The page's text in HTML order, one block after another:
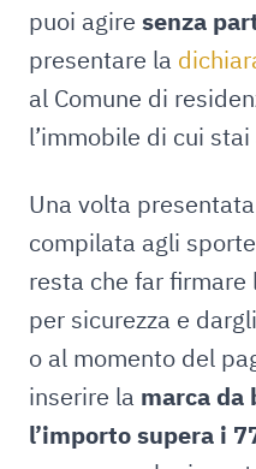
puoi agire senza
presentare la
al Comune di
l’immobile di cui
Una volta
compilata agli
resta che far firmare
per sicurezza e
o al momento del
inserire la marca da
l’importo supera i